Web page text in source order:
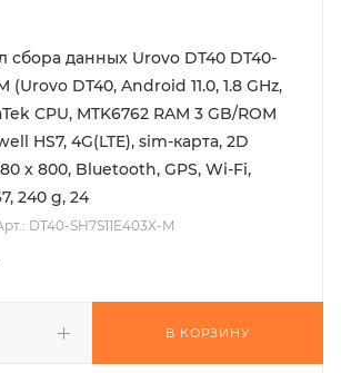
сбора данных Urovo DT40 DT40-
(Urovo DT40, Android 11.0, 1.8 GHz,
MTK6762 RAM 3 GB/ROM
HS7, 4G(LTE), sim-карта, 2D
x 800, Bluetooth, GPS, Wi-Fi,
240 g, 24
DT40-SH7S11E403X-M
В КОРЗИНУ